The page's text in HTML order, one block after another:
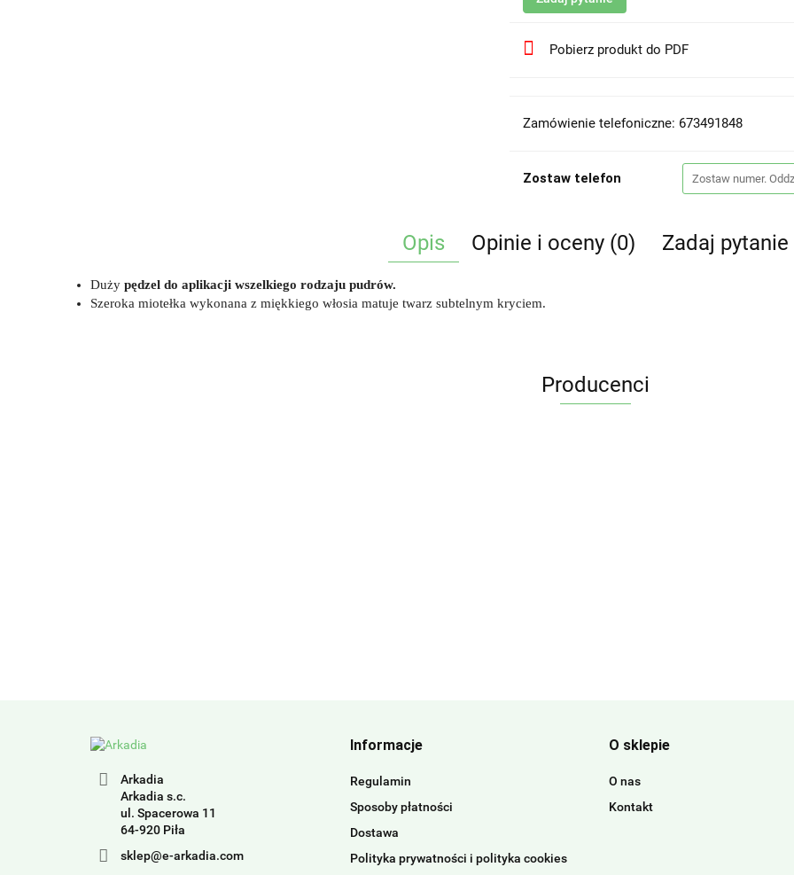
Pobierz produkt do PDF
Zamówienie telefoniczne: 673491848
Zostaw telefon
Opis Opinie i oceny (0) Zadaj pytanie
Duży pędzel do aplikacji wszelkiego rodzaju pudrów.
Szeroka miotełka wykonana z miękkiego włosia matuje twarz subtelnym kryciem.
Producenci
Arkadia
Arkadia s.c.
ul. Spacerowa 11
64-920 Piła
sklep@e-arkadia.com
Informacje
Regulamin
Sposoby płatności
Dostawa
Polityka prywatności i polityka cookies
O sklepie
O nas
Kontakt